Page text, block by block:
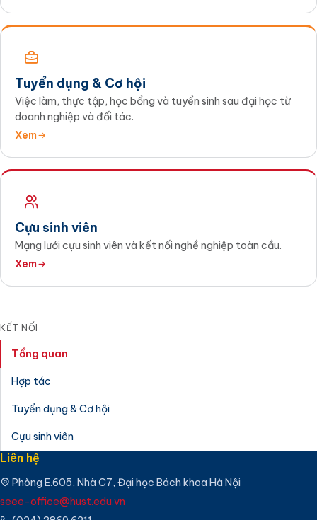
KẾT NỐI
Tổng quan
Hợp tác
Tuyển dụng & Cơ hội
Cựu sinh viên
Tuyển dụng & Cơ hội
Việc làm, thực tập, học bổng và tuyển sinh sau đại học từ
doanh nghiệp và đối tác.
Xem
Cựu sinh viên
Mạng lưới cựu sinh viên và kết nối nghề nghiệp toàn cầu.
Xem
Liên hệ
Phòng E.605, Nhà C7, Đại học Bách khoa Hà Nội
seee-office@hust.edu.vn